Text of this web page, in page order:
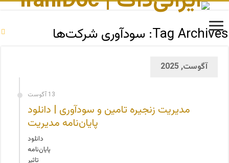
Tag Archives: سودآوری شرکت‌ها
آگوست, 2025
13 آگوست
مدیریت زنجیره تامین و سودآوری | دانلود
پایان‌نامه مدیریت
دانلود
پایان‌نامه
تاثیر